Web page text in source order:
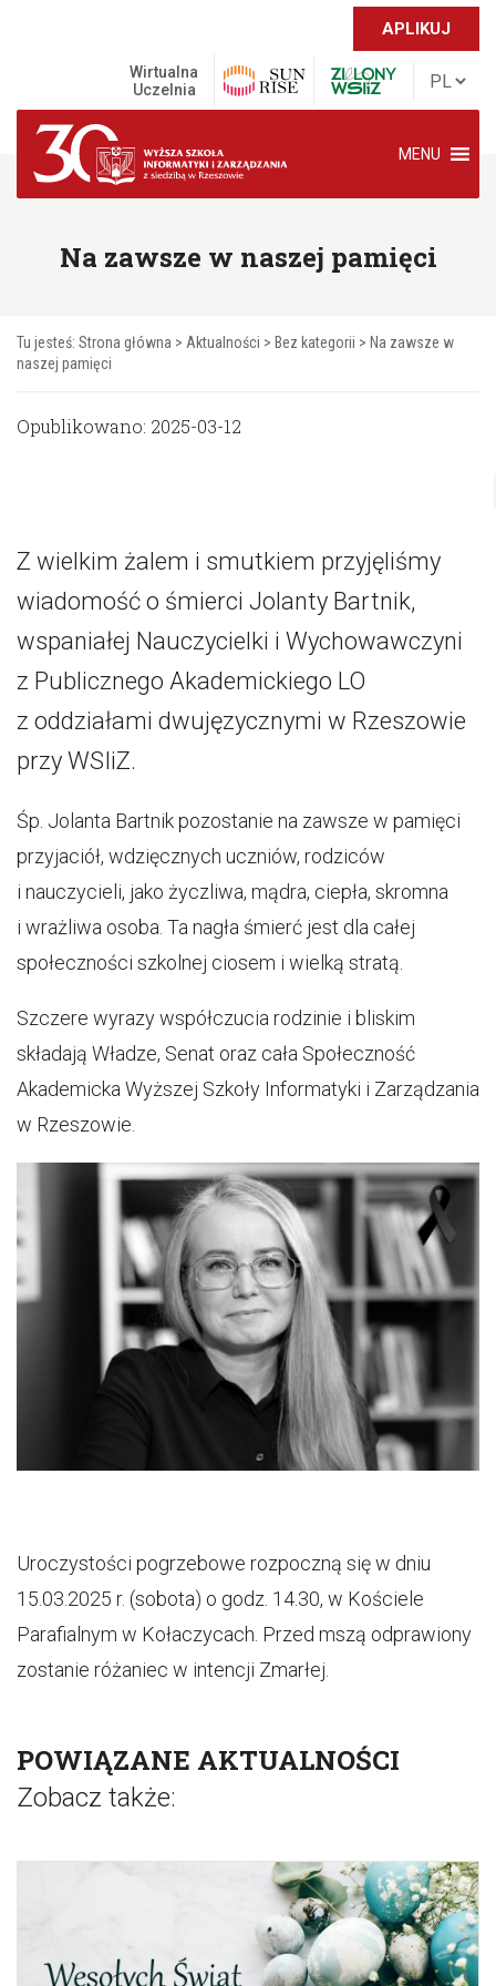
APLIKUJ
Wirtualna
Uczelnia
MENU
Na zawsze w naszej pamięci
Tu jesteś: Strona główna > Aktualności > Bez kategorii > Na zawsze w
naszej pamięci
Opublikowano: 2025-03-12
Z wielkim żalem i smutkiem przyjęliśmy
wiadomość o śmierci Jolanty Bartnik,
wspaniałej Nauczycielki i Wychowawczyni
z Publicznego Akademickiego LO
z oddziałami dwujęzycznymi w Rzeszowie
przy WSIiZ.
Śp. Jolanta Bartnik pozostanie na zawsze w pamięci
przyjaciół, wdzięcznych uczniów, rodziców
i nauczycieli, jako życzliwa, mądra, ciepła, skromna
i wrażliwa osoba. Ta nagła śmierć jest dla całej
społeczności szkolnej ciosem i wielką stratą.
Szczere wyrazy współczucia rodzinie i bliskim
składają Władze, Senat oraz cała Społeczność
Akademicka Wyższej Szkoły Informatyki i Zarządzania
w Rzeszowie.
Uroczystości pogrzebowe rozpoczną się w dniu
15.03.2025 r. (sobota) o godz. 14.30, w Kościele
Parafialnym w Kołaczycach. Przed mszą odprawiony
zostanie różaniec w intencji Zmarłej.
POWIĄZANE AKTUALNOŚCI
Zobacz także: